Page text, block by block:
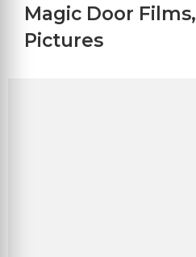
Magic Door Films,
Pictures